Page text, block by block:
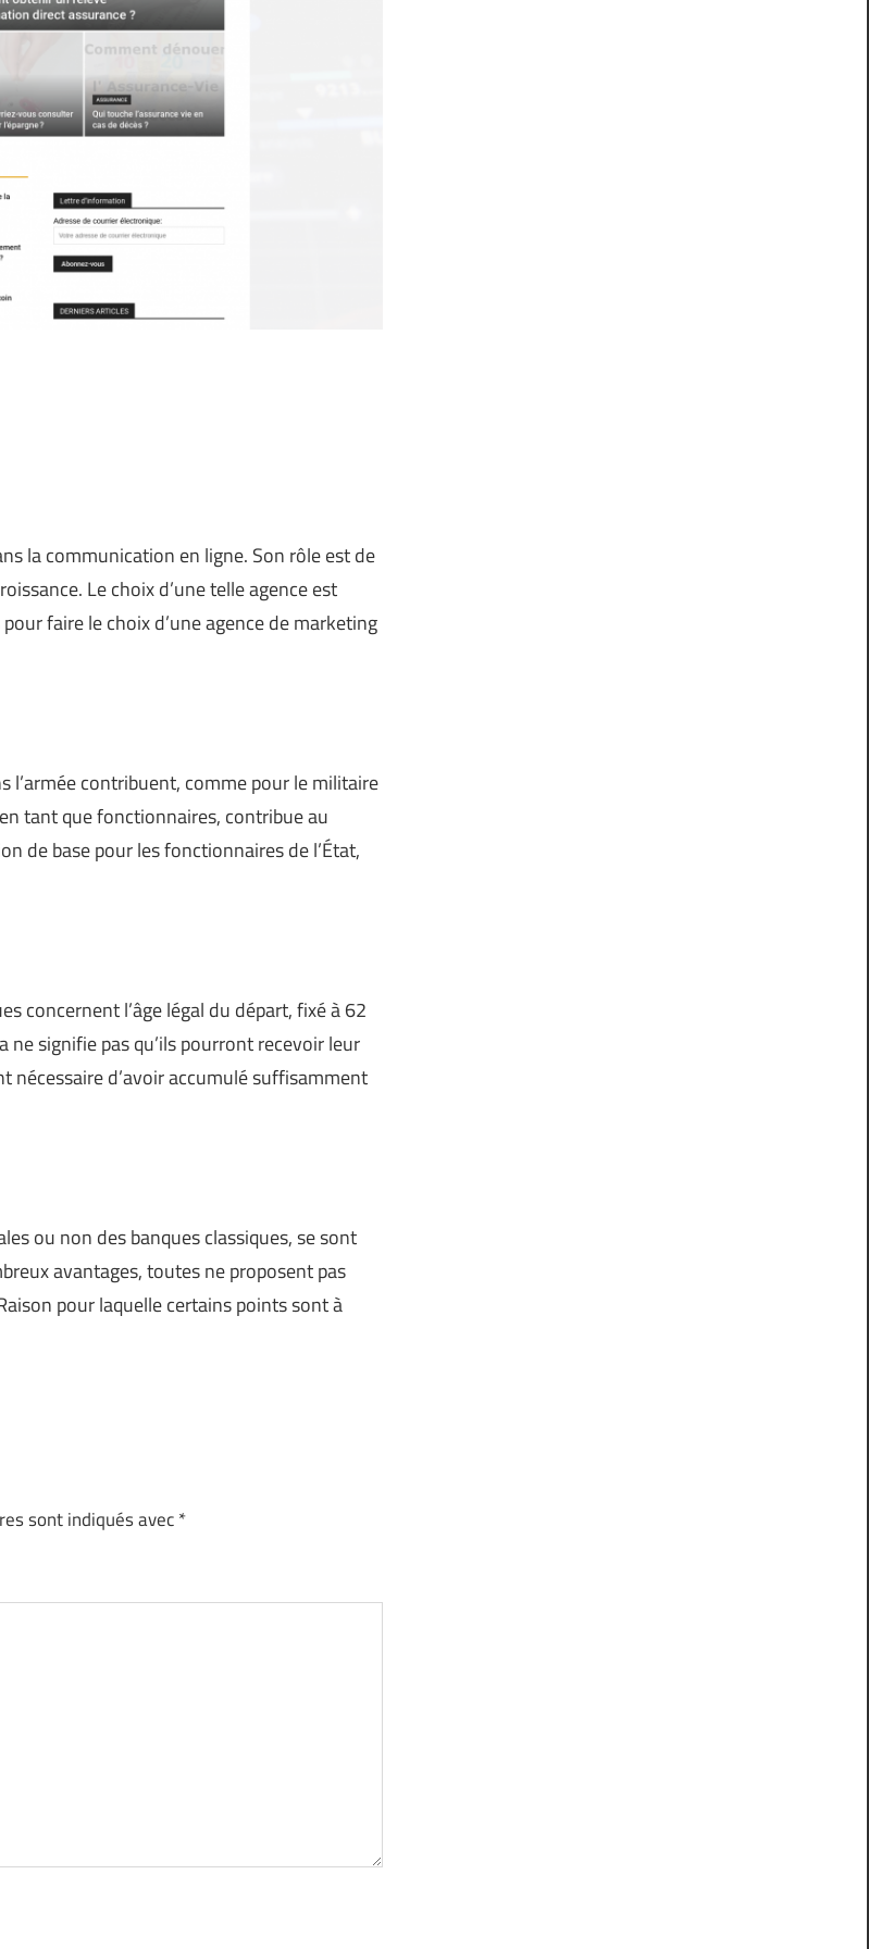
la communication en ligne. Son rôle est de
Le choix d’une telle agence est
faire le choix d’une agence de marketing
l’armée contribuent, comme pour le militaire
tant que fonctionnaires, contribue au
de base pour les fonctionnaires de l’État,
concernent l’âge légal du départ, fixé à 62
ne signifie pas qu’ils pourront recevoir leur
nécessaire d’avoir accumulé suffisamment
ou non des banques classiques, se sont
avantages, toutes ne proposent pas
pour laquelle certains points sont à
sont indiqués avec*